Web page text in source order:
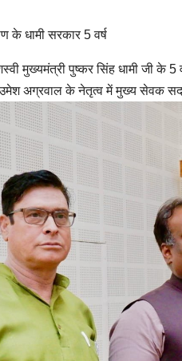
के धामी सरकार 5 वर्ष
मुख्यमंत्री पुष्कर सिंह धामी जी के 5
उमेश अग्रवाल के नेतृत्व में मुख्य सेवक